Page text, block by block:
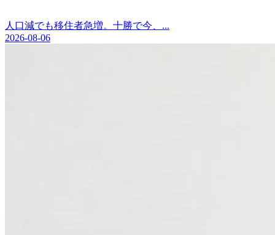
人口減でも移住者急増。十勝で今、...
2026-08-06